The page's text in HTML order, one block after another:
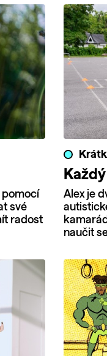
pomocí
své
radost
Alex je
naučit